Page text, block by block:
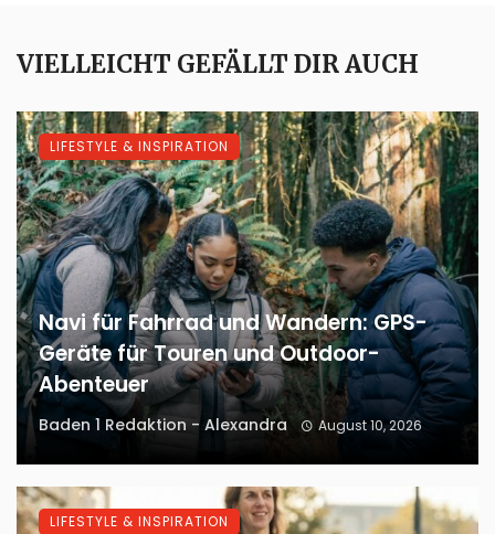
VIELLEICHT GEFÄLLT DIR AUCH
Navi für Fahrrad und Wandern: GPS-
Geräte für Touren und Outdoor-
Abenteuer
Baden 1 Redaktion - Alexandra August 10, 2026
LIFESTYLE & INSPIRATION
LIFESTYLE & INSPIRATION